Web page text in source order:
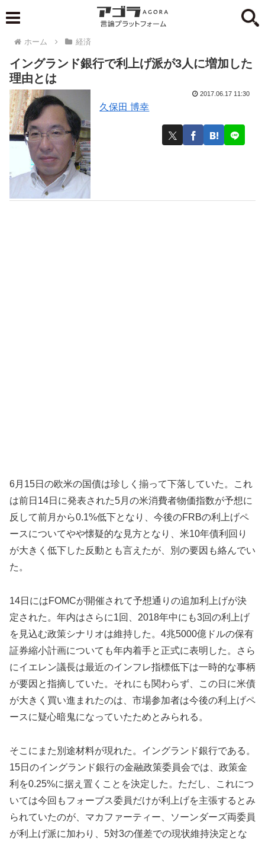
ホーム 経済
イングランド銀行で利上げ派が3人に増加した
理由とは
久保田 博幸
2017.06.17 11:30
6月15日の欧米の国債は珍しく揃って下落していた。これ
は前日14日に発表された5月の米消費者物価指数が予想に
反して前月から0.1%低下となり、今後のFRBの利上げペ
ースについてやや懐疑的な見方となり、米10年債利回り
が大きく低下した反動とも言えたが、別の要因も絡んでい
た。
14日にはFOMCが開催されて予想通りの追加利上げが決
定された。年内はさらに1回、2018年中にも3回の利上げ
を見込む政策シナリオは維持した。4兆5000億ドルの保有
証券縮小計画についても年内着手と正式に表明した。さら
にイエレン議長は最近のインフレ指標低下は一時的な事柄
が要因と指摘していた。それにも関わらず、この日に米債
が大きく買い進まれたのは、市場参加者は今後の利上げペ
ースに疑心暗鬼になっていたためとみられる。
そこにまた別途材料が現れた。イングランド銀行である。
15日のイングランド銀行の金融政策委員会では、政策金
利を0.25%に据え置くことを決定した。ただし、これにつ
いては今回もフォーブス委員だけが利上げを主張するとみ
られていたのが、マカファーティー、ソーンダーズ両委員
が利上げ派に加わり、5対3の僅差での現状維持決定とな